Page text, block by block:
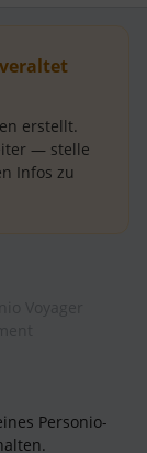
erstellt.
— stelle
Infos zu
Personio-